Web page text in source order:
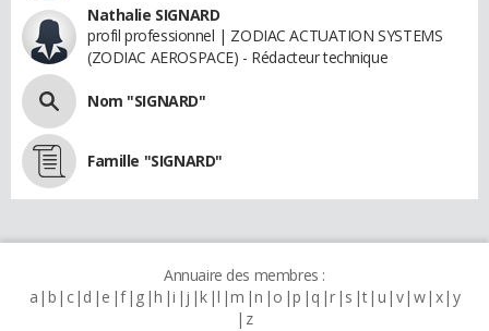
Nathalie SIGNARD
profil professionnel | ZODIAC ACTUATION SYSTEMS
(ZODIAC AEROSPACE) - Rédacteur technique
Nom "SIGNARD"
Famille "SIGNARD"
Annuaire des membres :
a b c d e f g h i j k l m n o p q r s t u v w x y
z